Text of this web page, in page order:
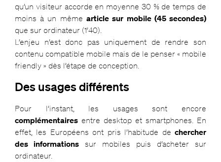
qu’un visiteur accorde en moyenne 30 % de temps de
moins à un même article sur mobile (45 secondes)
que sur ordinateur (1’40).
L’enjeu n’est donc pas uniquement de rendre son
contenu compatible mobile mais de le penser « mobile
friendly » dès l’étape de conception.
Des usages différents
Pour l’instant, les usages sont encore
complémentairesentre desktop et smartphones. En
effet, les Européens ont pris l’habitude dechercher
des informationssur mobiles puis d’acheter sur
ordinateur.